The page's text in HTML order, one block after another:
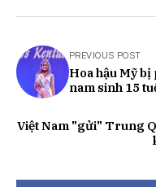
PREVIOUS POST
Hoa hậu Mỹ
nam sinh 15
Việt Nam "gửi" Trung